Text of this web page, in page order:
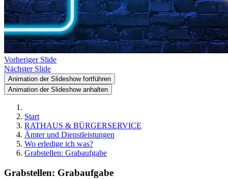
Vorheriger Slide
Nächster Slide
Animation der Slideshow fortführen
Animation der Slideshow anhalten
Start
RATHAUS & BÜRGERSERVICE
Ämter und Dienstleistungen
Wo erledige ich was?
Grabstellen: Grabaufgabe
Grabstellen: Grabaufgabe